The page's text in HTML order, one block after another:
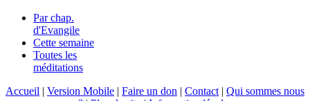
Par chap.
d'Evangile
Cette semaine
Toutes les
méditations
Accueil | Version Mobile | Faire un don | Contact | Qui sommes nous